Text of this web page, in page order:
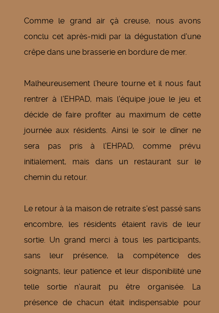
Comme le grand air çà creuse, nous avons
conclu cet après‑midi par la dégustation d'une
crêpe dans une brasserie en bordure de mer.
Malheureusement l'heure tourne et il nous faut
rentrer à l'EHPAD, mais l'équipe joue le jeu et
décide de faire profiter au maximum de cette
journée aux résidents. Ainsi le soir le dîner ne
sera pas pris à l'EHPAD, comme prévu
initialement, mais dans un restaurant sur le
chemin du retour.
Le retour à la maison de retraite s'est passé sans
encombre, les résidents étaient ravis de leur
sortie. Un grand merci à tous les participants,
sans leur présence, la compétence des
soignants, leur patience et leur disponibilité une
telle sortie n'aurait pu être organisée. La
présence de chacun était indispensable pour